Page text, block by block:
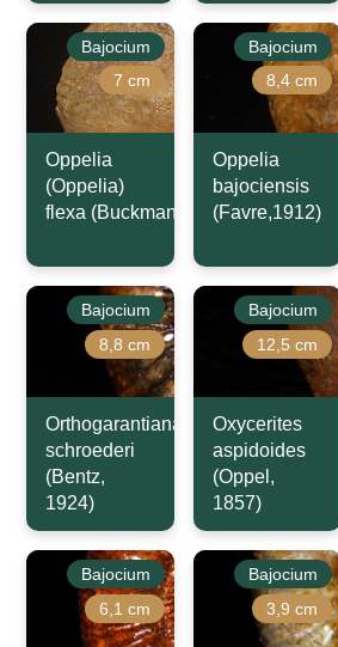
Bajocium
7 cm
Oppelia
(Oppelia)
flexa (Buckman,1924)
Bajocium
8,4 cm
Oppelia
bajociensis
(Favre,1912)
Bajocium
8,8 cm
Orthogarantiana
schroederi
(Bentz,
1924)
Bajocium
12,5 cm
Oxycerites
aspidoides
(Oppel,
1857)
Bajocium
6,1 cm
Bajocium
3,9 cm